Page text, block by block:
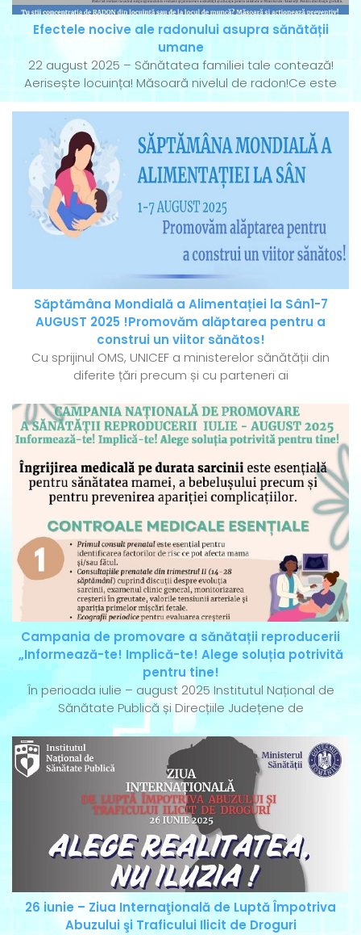
Efectele nocive ale radonului asupra sănătății
umane
22 august 2025 – Sănătatea familiei tale contează!
Aerisește locuința! Măsoară nivelul de radon!Ce este
Săptămâna Mondială a Alimentației la Sân1-7
AUGUST 2025 !Promovăm alăptarea pentru a
construi un viitor sănătos!
Cu sprijinul OMS, UNICEF a ministerelor sănătății din
diferite țări precum și cu parteneri ai
Campania de promovare a sănătații reproducerii
„Informează-te! Implică-te! Alege soluția potrivită
pentru tine!
În perioada iulie – august 2025 Institutul Național de
Sănătate Publică și Direcțiile Județene de
26 iunie – Ziua Internaţională de Luptă Împotriva
Abuzului şi Traficului Ilicit de Droguri